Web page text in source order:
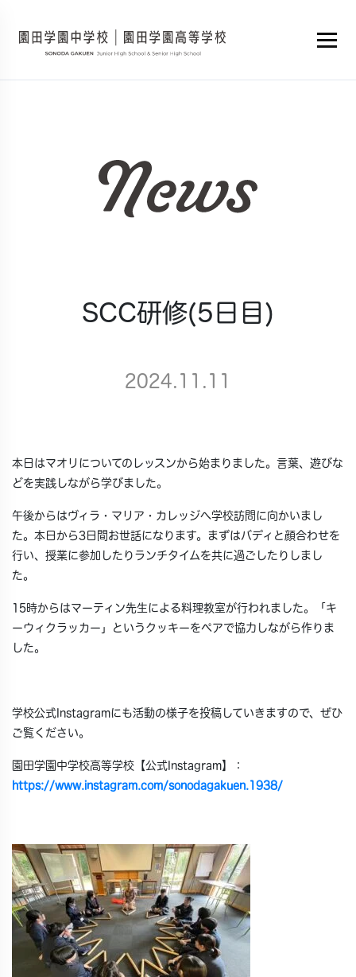
SCC研修(5日目)
2024.11.11
本日はマオリについてのレッスンから始まりました。 言葉、遊びな
どを実践しながら学びました。
午後からはヴィラ・マリア・カレッジへ学校訪問に向かいまし
た。本日から3日間お世話になります。まずはバディと顔合わせを
行い、授業に参加したりランチタイムを共に過ごしたりしまし
た。
15時からはマーティン先生による料理教室が行われました。「キ
ーウィクラッカー」というクッキーをペアで協力しながら作りま
した。
学校公式Instagramにも活動の様子を投稿していきますので、ぜひ
ご覧ください。
園田学園中学校高等学校【公式Instagram】：
https://www.instagram.com/sonodagakuen.1938/